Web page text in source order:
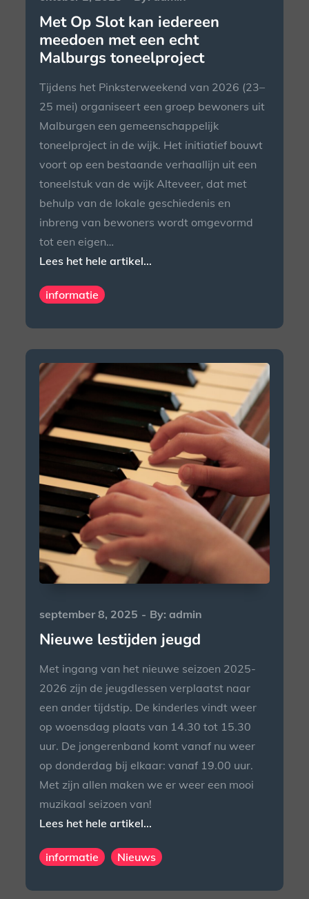
on
Met Op Slot kan iedereen
meedoen met een echt
Malburgs toneelproject
Tijdens het Pinksterweekend van 2026 (23–
25 mei) organiseert een groep bewoners uit
Malburgen een gemeenschappelijk
toneelproject in de wijk. Het initiatief bouwt
voort op een bestaande verhaallijn uit een
toneelstuk van de wijk Alteveer, dat met
behulp van de lokale geschiedenis en
inbreng van bewoners wordt omgevormd
tot een eigen…
Lees het hele artikel...
informatie
Posted
on
september 8, 2025 By:admin
Nieuwe lestijden jeugd
Met ingang van het nieuwe seizoen 2025-
2026 zijn de jeugdlessen verplaatst naar
een ander tijdstip. De kinderles vindt weer
op woensdag plaats van 14.30 tot 15.30
uur. De jongerenband komt vanaf nu weer
op donderdag bij elkaar: vanaf 19.00 uur.
Met zijn allen maken we er weer een mooi
muzikaal seizoen van!
Lees het hele artikel...
informatie Nieuws